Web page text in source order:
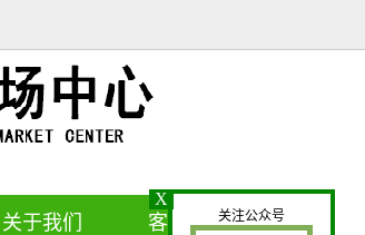
关于我们 客户留言关注公众号
X